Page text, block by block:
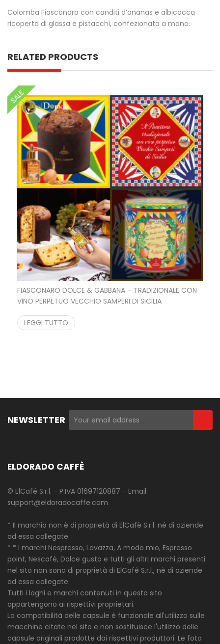
Colomba Fiasconaro con canditi d’ananas e albicocca
ricoperta di glassa e pistacchi, confezionata a mano.
RELATED PRODUCTS
SALE
FIASCONARO DOLCE & GABBANA – TRADIZIONALE CON
VINO PERPETUO VECCHIO SAMPERI DI SICILIA
LEGGI TUTTO
NEWSLETTER
ELDORADO CAFFÈ
© ElCafé S.r.l. - P.IVA 01697120887 - Email:
support@eldoradocaffe.com
* Il marchio non è di proprietà di ElCafè S.r.l. né di aziende
ad essa collegate.
* * I marchi Nespresso, Lavazza, A modo mio, Espresso
point, Nescafè, Dolce gusto e tutti gli altri marchi presenti
nel sito non sono di proprietà di ElCafè S.r.l., nè di aziende
ad essa collegate.
Tutti i loghi e marchi contenuti in questo sito
appartengono ai rispettivi proprietari.
La compatibilità delle capsule è funzionale all'utilizzo sulle
macchine citate nel sito e non sostituisce l'utilizzo delle
capsule originali prodotte dai rispettivi produttori. Le foto